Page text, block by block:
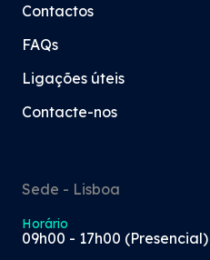
Contactos
FAQs
Ligações úteis
Contacte-nos
Sede - Lisboa
Horário
09h00 - 17h00 (Presencial)